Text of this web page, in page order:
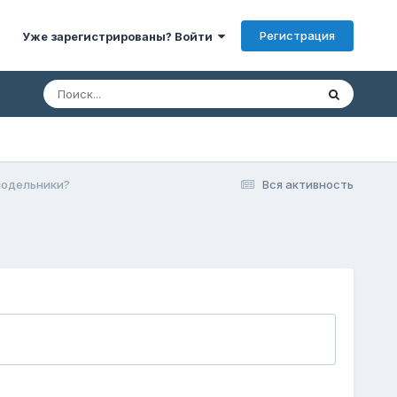
Уже зарегистрированы? Войти Регистрация
Вся активность